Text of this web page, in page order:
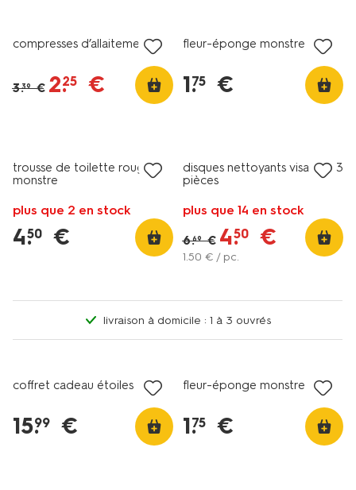
compresses d’allaitement
3.39 € 2.
25 €
fleur-éponge monstre
1.
75 €
trousse de toilette rouge
monstre
plus que 2 en stock
4.
50 €
disques nettoyants visage - 3
pièces
plus que 14 en stock
6.69 € 4.
50 €
1.50 € / pc.
livraison à domicile : 1 à 3 ouvrés
coffret cadeau étoiles
15.
99 €
vegan
fleur-éponge monstre
1.
75 €